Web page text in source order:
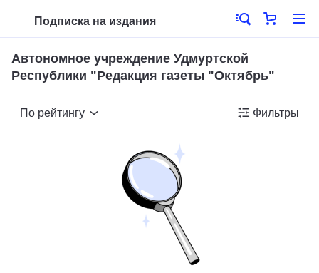
Подписка на издания
Автономное учреждение Удмуртской
Республики "Редакция газеты "Октябрь"
По рейтингу Фильтры